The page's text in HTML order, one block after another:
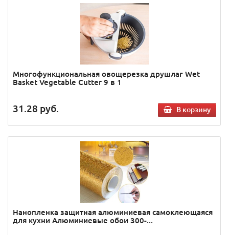
Многофункциональная овощерезка друшлаг Wet
Basket Vegetable Cutter 9 в 1
31.28 руб. В корзину
Нанопленка защитная алюминиевая самоклеющаяся
для кухни Алюминиевые обои 300-...